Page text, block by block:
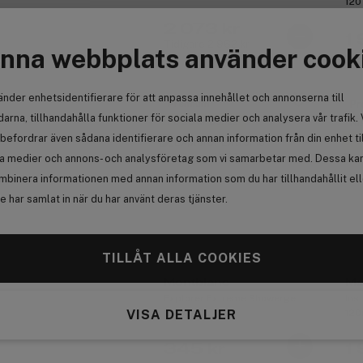
webbplats använder
enhetsidentifierare för att anpassa innehållet och annonserna till
tillhandahålla funktioner för sociala medier och analysera vår trafik.
även sådana identifierare och annan information från din enhet
medier och annons- och analysföretag som vi samarbetar med. Dessa
informationen med annan information som du har tillhandahållit
har samlat in när du har använt deras tjänster.
TILLÅT ALLA COOKIES
VISA DETALJER
Premium
Få 35 kr bonus
Montblanc
150ml